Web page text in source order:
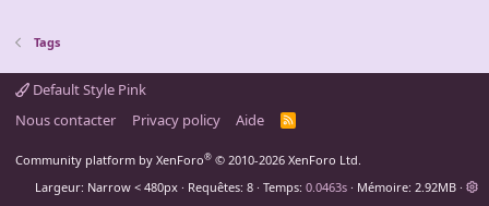
Tags
Default Style Pink
Nous contacter
Privacy policy Aide
R
Community platform by XenForo® © 2010-2026 XenForo Ltd.
Largeur
Requêtes 8 Temps 0.0463s Mémoire 2.92MB